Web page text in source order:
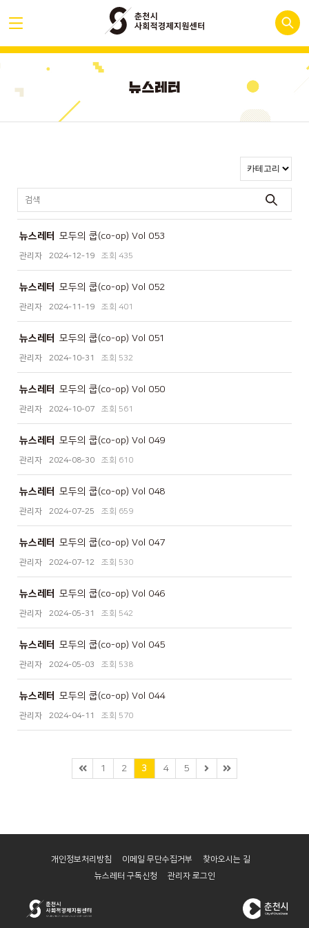
뉴스레터 모두의 쿱(co-op) Vol 053
관리자 2024-12-19 435
뉴스레터 모두의 쿱(co-op) Vol 052
관리자 2024-11-19 401
뉴스레터 모두의 쿱(co-op) Vol 051
관리자 2024-10-31 532
뉴스레터 모두의 쿱(co-op) Vol 050
관리자 2024-10-07 561
뉴스레터 모두의 쿱(co-op) Vol 049
관리자 2024-08-30 610
뉴스레터 모두의 쿱(co-op) Vol 048
관리자 2024-07-25 659
뉴스레터 모두의 쿱(co-op) Vol 047
관리자 2024-07-12 530
뉴스레터 모두의 쿱(co-op) Vol 046
관리자 2024-05-31 542
뉴스레터 모두의 쿱(co-op) Vol 045
관리자 2024-05-03 538
뉴스레터 모두의 쿱(co-op) Vol 044
관리자 2024-04-11 570
1 2 3 4 5
개인정보처리방침 이메일 무단수집거부
찾아오시는 길
뉴스레터 구독신청
관리자 로그인